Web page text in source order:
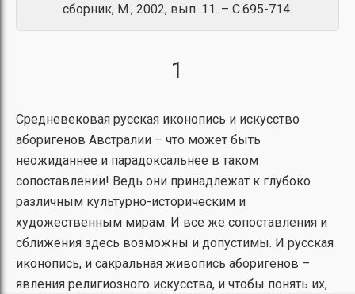
сборник, М., 2002, вып. 11. – С.695-714.
1
Средневековая русская иконопись и искусство
аборигенов Австралии – что может быть
неожиданнее и парадоксальнее в таком
сопоставлении! Ведь они принадлежат к глубоко
различным культурно-историческим и
художественным мирам. И все же сопоставления и
сближения здесь возможны и допустимы. И русская
иконопись, и сакральная живопись аборигенов –
явления религиозного искусства, и чтобы понять их,